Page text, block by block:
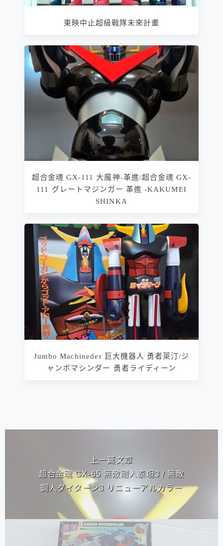
東映中止超級戰隊未來計畫
超合金魂 GX-111 大魔神-革進/超合金魂 GX-
111 グレートマジンガー 革進 -KAKUMEI
SHINKA
Jumbo Machineder 巨大機器人 勇者萊汀/ジ
ャンボマシンダー 勇者ライディーン
上一篇文章
超合金魂 GX-65 無敵剛人泰坦3 / 無敵
鋼人ダイターン3 リニューアルカラー